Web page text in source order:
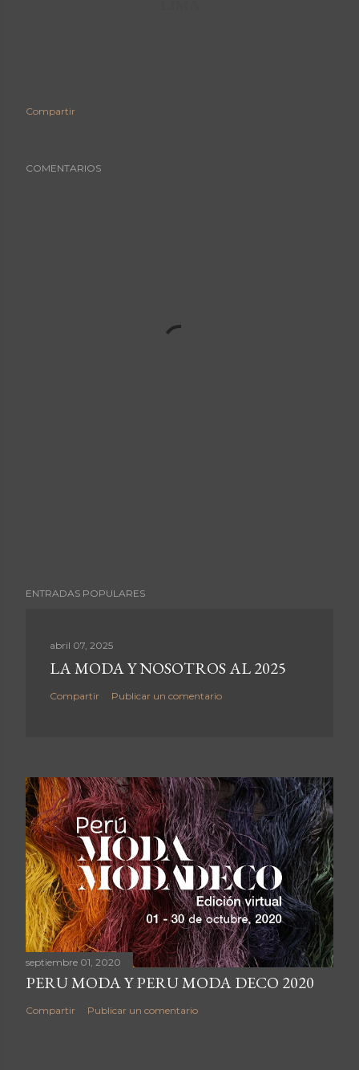
Compartir
COMENTARIOS
ENTRADAS POPULARES
abril 07, 2025
LA MODA Y NOSOTROS AL 2025
Compartir Publicar un comentario
septiembre 01, 2020
PERU MODA Y PERU MODA DECO 2020
Compartir Publicar un comentario